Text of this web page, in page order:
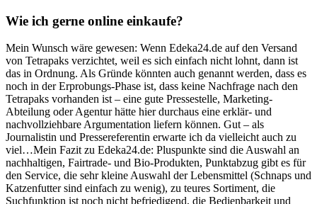
Wie ich gerne online einkaufe?
Mein Wunsch wäre gewesen: Wenn Edeka24.de auf den Versand
von Tetrapaks verzichtet, weil es sich einfach nicht lohnt, dann ist
das in Ordnung. Als Gründe könnten auch genannt werden, dass es
noch in der Erprobungs-Phase ist, dass keine Nachfrage nach den
Tetrapaks vorhanden ist – eine gute Pressestelle, Marketing-
Abteilung oder Agentur hätte hier durchaus eine erklär- und
nachvollziehbare Argumentation liefern können. Gut – als
Journalistin und Pressereferentin erwarte ich da vielleicht auch zu
viel…Mein Fazit zu Edeka24.de: Pluspunkte sind die Auswahl an
nachhaltigen, Fairtrade- und Bio-Produkten, Punktabzug gibt es für
den Service, die sehr kleine Auswahl der Lebensmittel (Schnaps und
Katzenfutter sind einfach zu wenig), zu teures Sortiment, die
Suchfunktion ist noch nicht befriedigend, die Bedienbarkeit und